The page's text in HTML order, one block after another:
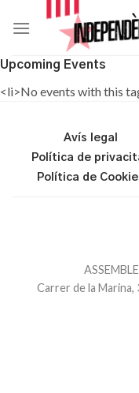
Upcoming Events
<li>No events with this
Avís legal
Política de
Política de
Carrer de la Marina,